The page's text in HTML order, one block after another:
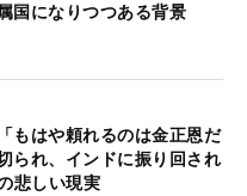
国になりつつある背景
もはや頼れるのは金正恩だ
られ、インドに振り回され
悲しい現実